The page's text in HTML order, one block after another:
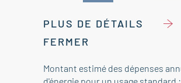
PLUS DE DÉTAILS
FERMER
Montant estimé des dépenses